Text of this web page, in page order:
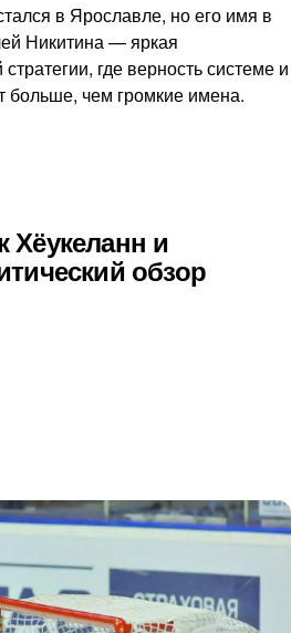
в Ярославле, но его имя в
Никитина — яркая
где верность системе и
больше, чем громкие имена.
Хёукеланн и
обзор